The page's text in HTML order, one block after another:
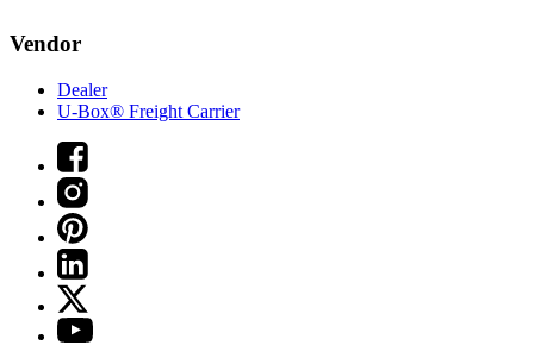
Vendor
Dealer
U-Box® Freight Carrier